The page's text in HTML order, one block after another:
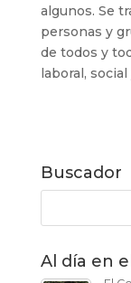
algunos. Se
personas y
de todos y
laboral,
Buscador
Al día en